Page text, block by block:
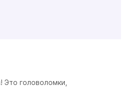
Это головоломки,